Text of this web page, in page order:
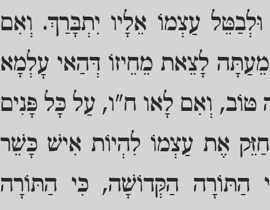
עַצְמוֹ אֵלָיו יִתְבָּרַךְ. וְאִם
לָצֵאת מֵחֵיזוֹ דְּהַאי עָלְמָא
טּוֹב, וְאִם לָאו ח"ו, עַל כָּל פָּנִים
אֶת עַצְמוֹ לִהְיוֹת אִישׁ כָּשֵׁר
הַתּוֹרָה הַקְּדוֹשָׁה, כִּי הַתּוֹרָה